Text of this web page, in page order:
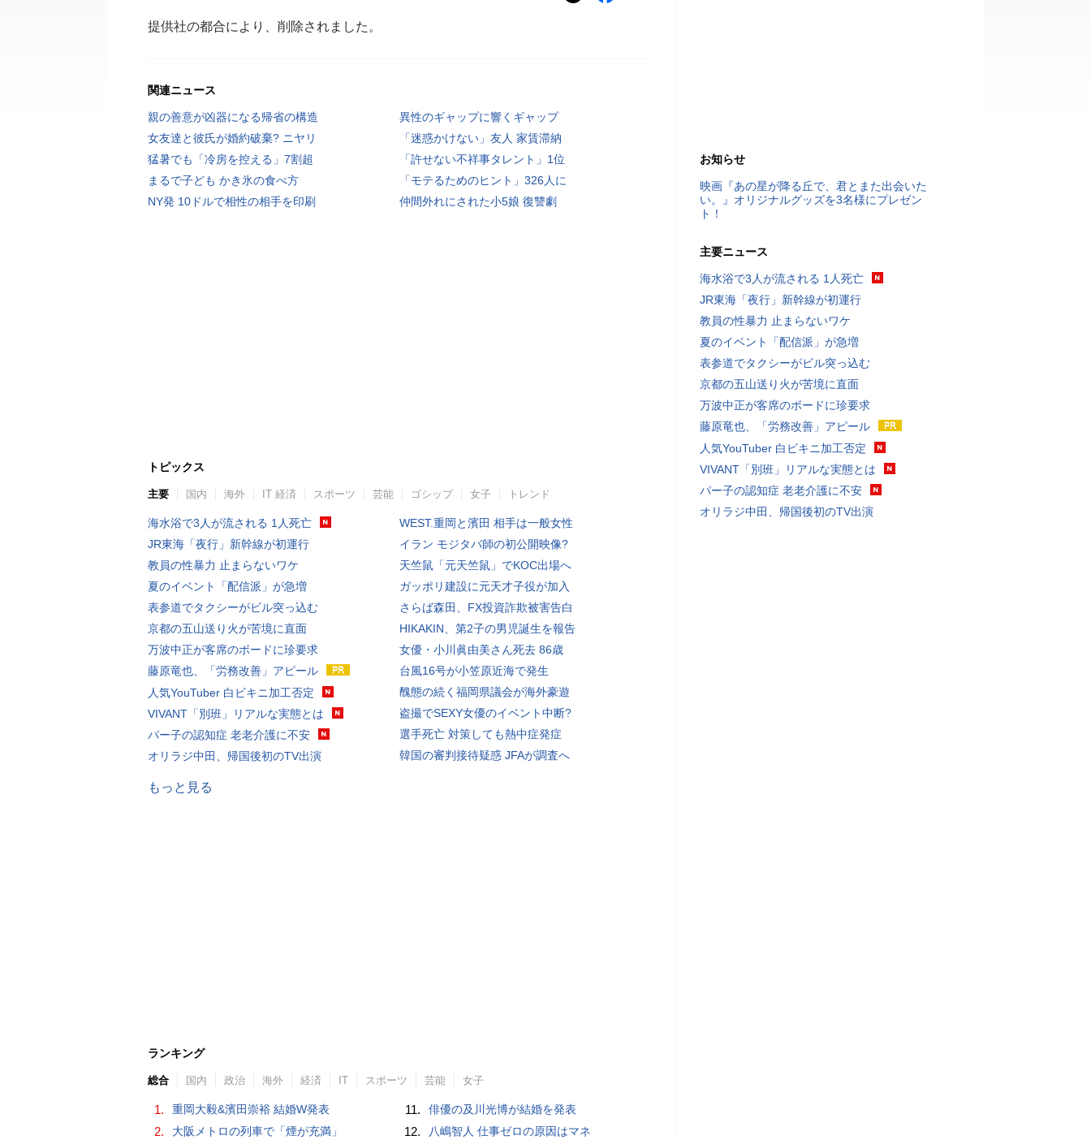
提供社の都合により、削除されました。
関連ニュース
親の善意が凶器になる帰省の構造
異性のギャップに響くギャップ
女友達と彼氏が婚約破棄? ニヤリ
「迷惑かけない」友人 家賃滞納
猛暑でも「冷房を控える」7割超
「許せない不祥事タレント」1位
まるで子ども かき氷の食べ方
「モテるためのヒント」326人に
NY発 10ドルで相性の相手を印刷
仲間外れにされた小5娘 復讐劇
トピックス
主要 国内 海外 IT 経済 スポーツ 芸能 ゴシップ 女子 トレンド
海水浴で3人が流される 1人死亡
JR東海「夜行」新幹線が初運行
教員の性暴力 止まらないワケ
夏のイベント「配信派」が急増
表参道でタクシーがビル突っ込む
京都の五山送り火が苦境に直面
万波中正が客席のボードに珍要求
藤原竜也、「労務改善」アピール
人気YouTuber 白ビキニ加工否定
VIVANT「別班」リアルな実態とは
パー子の認知症 老老介護に不安
オリラジ中田、帰国後初のTV出演
WEST.重岡と濱田 相手は一般女性
イラン モジタバ師の初公開映像?
天竺鼠「元天竺鼠」でKOC出場へ
ガッポリ建設に元天才子役が加入
さらば森田、FX投資詐欺被害告白
HIKAKIN、第2子の男児誕生を報告
女優・小川眞由美さん死去 86歳
台風16号が小笠原近海で発生
醜態の続く福岡県議会が海外豪遊
盗撮でSEXY女優のイベント中断?
選手死亡 対策しても熱中症発症
韓国の審判接待疑惑 JFAが調査へ
もっと見る
ランキング
総合 国内 政治 海外 経済 IT スポーツ 芸能 女子
1. 重岡大毅&濱田崇裕 結婚W発表
2. 大阪メトロの列車で「煙が充満」
11. 俳優の及川光博が結婚を発表
12. 八嶋智人 仕事ゼロの原因はマネ
お知らせ
映画『あの星が降る丘で、君とまた出会いた
い。』オリジナルグッズを3名様にプレゼン
ト！
主要ニュース
海水浴で3人が流される 1人死亡
JR東海「夜行」新幹線が初運行
教員の性暴力 止まらないワケ
夏のイベント「配信派」が急増
表参道でタクシーがビル突っ込む
京都の五山送り火が苦境に直面
万波中正が客席のボードに珍要求
藤原竜也、「労務改善」アピール
人気YouTuber 白ビキニ加工否定
VIVANT「別班」リアルな実態とは
パー子の認知症 老老介護に不安
オリラジ中田、帰国後初のTV出演